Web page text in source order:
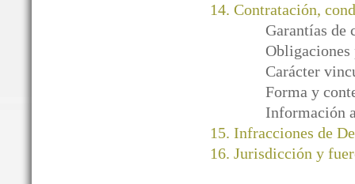
Contratación,
Garantías de
Carácter
Forma y
Información
Infracciones de
Jurisdicción y